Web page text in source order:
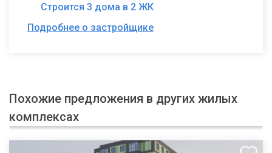
Строится 3 дома в 2 ЖК
Подробнее о застройщике
Похожие предложения в других жилых
комплексах